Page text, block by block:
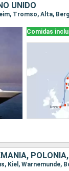
UNIDO
Tromso, Alta,
Comidas